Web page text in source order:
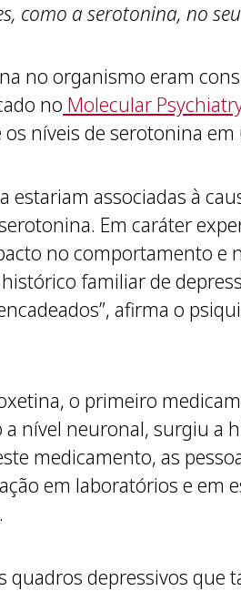
como a serotonina, no
no organismo eram
no Molecular
níveis de serotonina
estariam associadas à
Em caráter
no comportamento e
familiar de
afirma o
o primeiro
nível neuronal, surgiu a
medicamento, as
em laboratórios e em
depressivos que